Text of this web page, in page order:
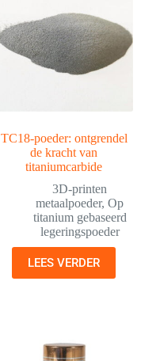
TC18-poeder: ontgrendel
de kracht van
titaniumcarbide
3D-printen
metaalpoeder,Op
titanium gebaseerd
legeringspoeder
LEES VERDER